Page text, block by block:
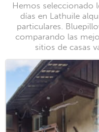
Hemos seleccionado
días en Lathuile
particulares.
comparando las
sitios de casas